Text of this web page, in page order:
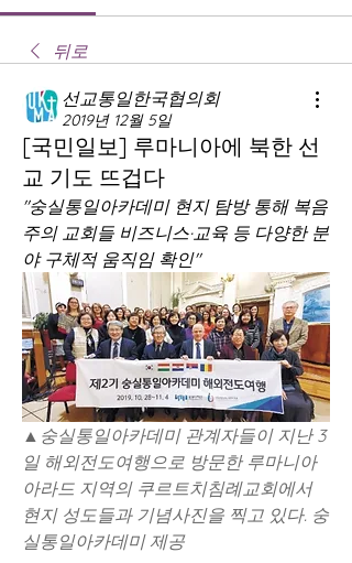
뒤로
선교통일한국협의회
2019년 12월 5일
[국민일보] 루마니아에 북한 선
교 기도 뜨겁다
"숭실통일아카데미 현지 탐방 통해 복음
주의 교회들 비즈니스·교육 등 다양한 분
야 구체적 움직임 확인"
▲숭실통일아카데미 관계자들이 지난 3
일 해외전도여행으로 방문한 루마니아
아라드 지역의 쿠르트치침례교회에서
현지 성도들과 기념사진을 찍고 있다. 숭
실통일아카데미 제공